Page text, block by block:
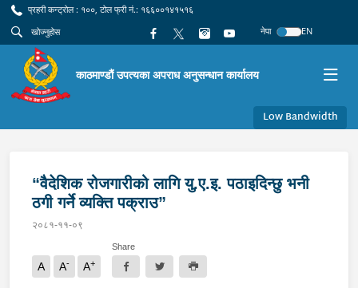
प्रहरी कन्ट्रोल : १००, टोल फ्री नं.: १६६००१४१५१६
नेपा
EN
काठमाण्डौं उपत्यका अपराध अनुसन्धान कार्यालय
Low Bandwidth
“वैदेशिक रोजगारीको लागि यु.ए.इ. पठाइदिन्छु भनी
ठगी गर्ने व्यक्ति पक्राउ”
२०८१-११-०९
A A- A+
Share